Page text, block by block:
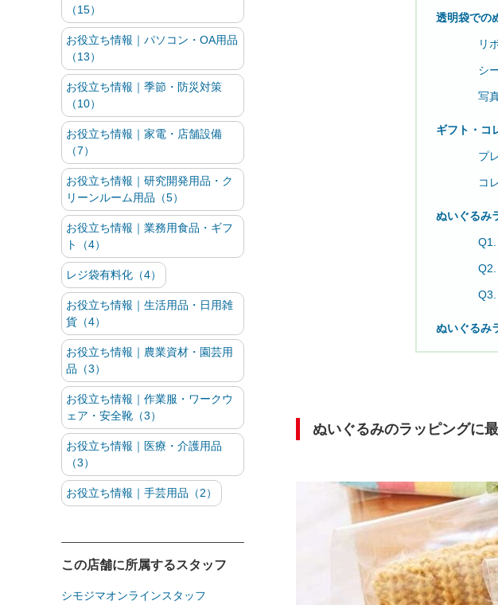
（15）
お役立ち情報｜パソコン・OA用品
（13）
お役立ち情報｜季節・防災対策
（10）
お役立ち情報｜家電・店舗設備
（7）
お役立ち情報｜研究開発用品・ク
リーンルーム用品（5）
お役立ち情報｜業務用食品・ギフ
ト（4）
レジ袋有料化（4）
お役立ち情報｜生活用品・日用雑
貨（4）
お役立ち情報｜農業資材・園芸用
品（3）
お役立ち情報｜作業服・ワークウ
ェア・安全靴（3）
お役立ち情報｜医療・介護用品
（3）
お役立ち情報｜手芸用品（2）
この店舗に所属するスタッフ
シモジマオンラインスタッフ
透明袋での
リ
シ
写
ギフト・コ
プ
コ
ぬいぐるみ
ぬいぐるみ
ぬいぐるみのラッピングに